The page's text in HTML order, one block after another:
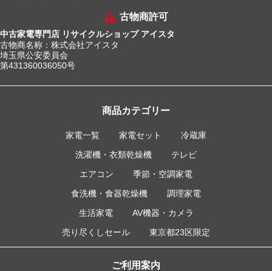
古物商許可
中古家電専門店 リサイクルショップ アイスタ
古物商名称：株式会社アイスタ
埼玉県公安委員会
第431360036050号
商品カテゴリー
家電一覧 家電セット
冷蔵庫
洗濯機・衣類乾燥機
テレビ
エアコン
季節・空調家電
食洗機・食器乾燥機
調理家電
生活家電
AV機器・カメラ
売り尽くしセール
東京都23区限定
ご利用案内